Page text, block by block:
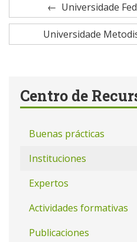
Universidade
Universidade
Centro de
Buenas prácticas
Instituciones
Expertos
Actividades formativas
Publicaciones